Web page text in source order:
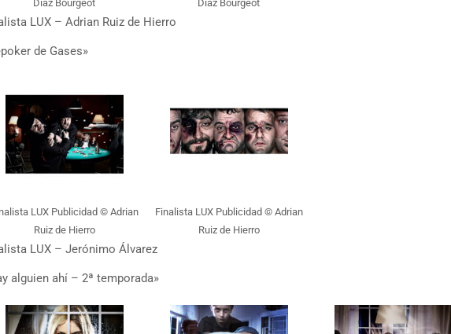
Díaz Bourgeot
Díaz Bourgeot
LUX – Adrian Ruiz de Hierro
de Gases»
LUX Publicidad © Adrian
Ruiz de Hierro
Finalista LUX Publicidad © Adrian
Ruiz de Hierro
LUX – Jerónimo Álvarez
alguien ahí – 2ª temporada»